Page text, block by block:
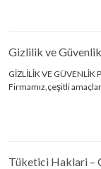
Gizlilik ve Güvenlik
GİZLİLİK VE
Firmamız,çeşitli
Tüketici Haklari –